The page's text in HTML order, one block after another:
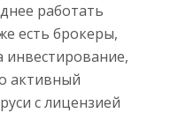
работать
есть брокеры,
инвестирование,
активный
с лицензией